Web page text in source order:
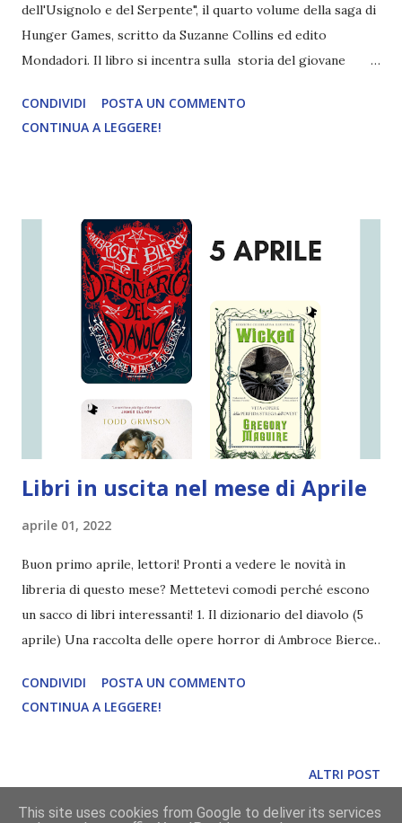
dell'Usignolo e del Serpente", il quarto volume della saga di
Hunger Games, scritto da Suzanne Collins ed edito
Mondadori. Il libro si incentra sulla storia del giovane
Ballata dell'Usignolo e del Serpente Autore: Suzanne
Collins Pagine: 480 Editore: Mondadori (Oscar Absolute)
preparando con cura: è stato chiamato a partecipare ai
Giochi in qualità di mentore e sa bene che questa potrebbe
essere la sua unica possibilità di accedere alla gloria. La
casata degli Snow, un tempo potente, sta attraversando la
sua ora più buia. Il destino del buon nome degli Snow è
nelle mani di Coriolanus: l'unica, esile, possibilità di
riportarlo all'antico splendore risiede nella capacità del
ragazzo di essere ...
CONDIVIDI
POSTA UN COMMENTO
CONTINUA A LEGGERE!
Libri in uscita nel mese di Aprile
aprile 01, 2022
Buon primo aprile, lettori! Pronti a vedere le novità in
libreria di questo mese? Mettetevi comodi perché escono
un sacco di libri interessanti! 1. Il dizionario del diavolo (5
aprile) Una raccolta delle opere horror di Ambroce Bierce.
della perfida strega dell'Ovest (5 aprile) Dopo essere stato
rimandato per settimane, sembrerebbe che adesso l'uscita
avrà il dettaglio della cover "bucata", la risposta è sì. 3. Al
nuovo gusto di ciliegia (5 aprile) Confesso di averlo
CONDIVIDI
POSTA UN COMMENTO
CONTINUA A LEGGERE!
ALTRI POST
This site uses cookies from Google to deliver its services